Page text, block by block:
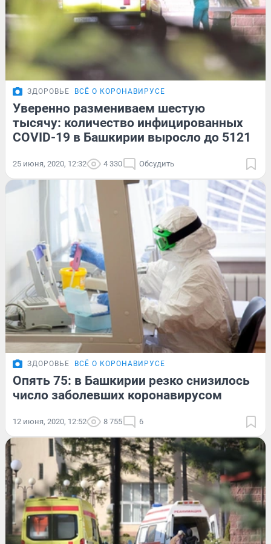
ЗДОРОВЬЕ ВСЁ О КОРОНАВИРУСЕ
Уверенно размениваем шестую
тысячу: количество инфицированных
COVID-19 в Башкирии выросло до 5121
25 июня, 2020, 12:32 4 330 Обсудить
ЗДОРОВЬЕ ВСЁ О КОРОНАВИРУСЕ
Опять 75: в Башкирии резко снизилось
число заболевших коронавирусом
12 июня, 2020, 12:52 8 755 6